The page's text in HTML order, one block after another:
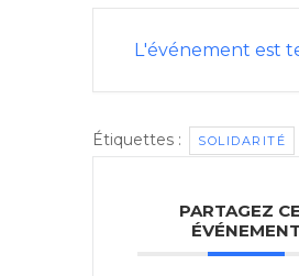
L'événement est
Étiquettes : SOLIDARITÉ
PARTAGEZ
ÉVÉNEMENT